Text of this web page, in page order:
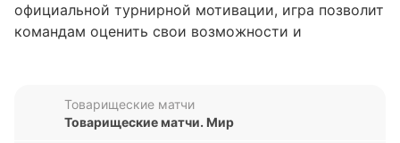
официальной турнирной мотивации, игра позволит
командам оценить свои возможности и
дополнительный интерес к результату этого
поединка.
Товарищеские матчи
Товарищеские матчи. Мир